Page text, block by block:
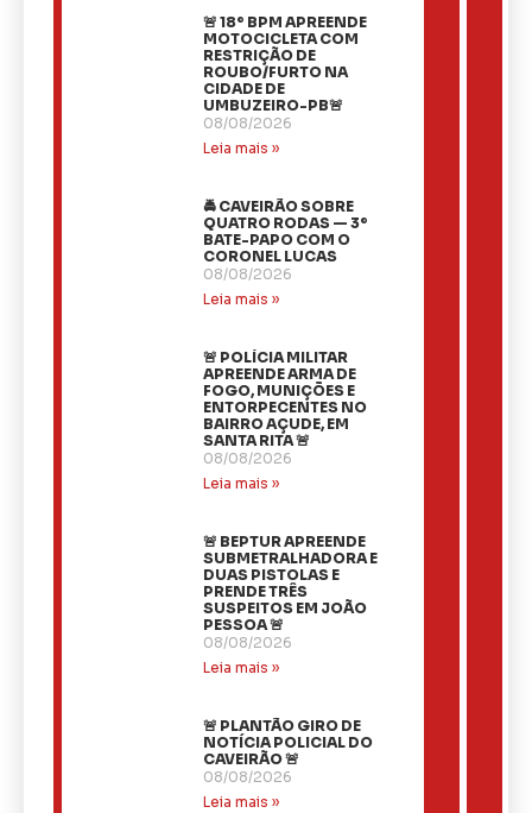
🚨 18º BPM APREENDE
MOTOCICLETA COM
RESTRIÇÃO DE
ROUBO/FURTO NA
CIDADE DE
UMBUZEIRO-PB🚨
08/08/2026
Leia mais »
🚔 CAVEIRÃO SOBRE
QUATRO RODAS — 3º
BATE-PAPO COM O
CORONEL LUCAS
08/08/2026
Leia mais »
🚨 POLÍCIA MILITAR
APREENDE ARMA DE
FOGO, MUNIÇÕES E
ENTORPECENTES NO
BAIRRO AÇUDE, EM
SANTA RITA 🚨
08/08/2026
Leia mais »
🚨 BEPTUR APREENDE
SUBMETRALHADORA E
DUAS PISTOLAS E
PRENDE TRÊS
SUSPEITOS EM JOÃO
PESSOA 🚨
08/08/2026
Leia mais »
🚨 PLANTÃO GIRO DE
NOTÍCIA POLICIAL DO
CAVEIRÃO 🚨
08/08/2026
Leia mais »